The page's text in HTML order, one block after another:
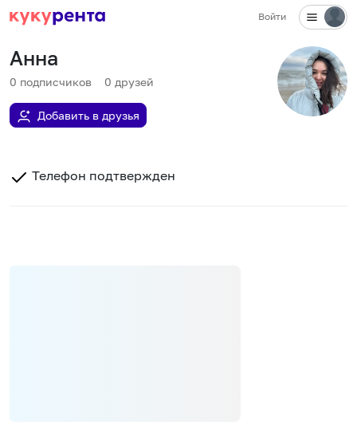
Войти
Анна
0 подписчиков 0 друзей
Добавить в друзья
Телефон подтвержден